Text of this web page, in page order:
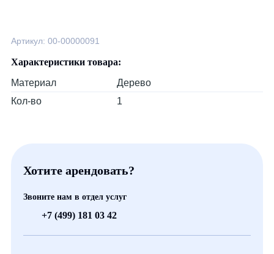
Артикул: 00-00000091
Характеристики товара:
Материал
Дерево
Кол-во
1
Хотите арендовать?
Звоните нам в отдел услуг
+7 (499) 181 03 42